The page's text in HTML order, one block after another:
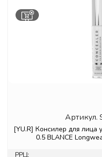
Артикул.
[YU.R] Консилер для
0.5 BLANCE
РРЦ: